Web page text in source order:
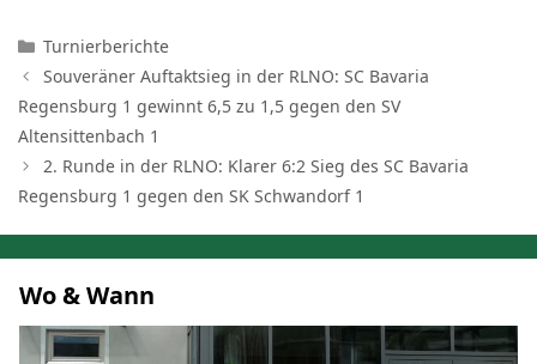
Kategorien
Turnierberichte
Souveräner Auftaktsieg in der RLNO: SC Bavaria
Regensburg 1 gewinnt 6,5 zu 1,5 gegen den SV
Altensittenbach 1
2. Runde in der RLNO: Klarer 6:2 Sieg des SC Bavaria
Regensburg 1 gegen den SK Schwandorf 1
Wo & Wann